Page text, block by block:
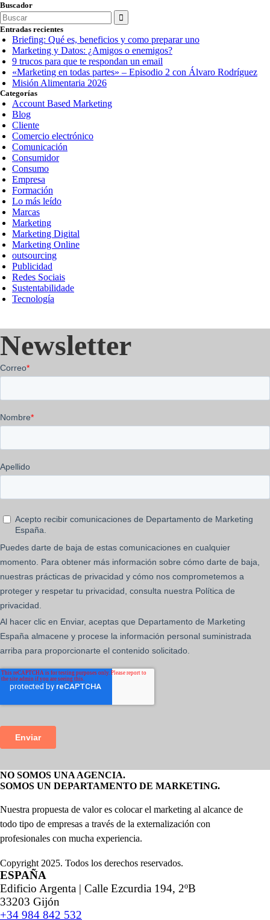
Buscador
Search
for:
Entradas recientes
Briefing: Qué es, beneficios y como preparar uno
Marketing y Datos: ¿Amigos o enemigos?
9 trucos para que te respondan un email
«Marketing en todas partes» – Episodio 2 con Álvaro Rodríguez
Misión Alimentaria 2026
Categorías
Account Based Marketing
Blog
Cliente
Comercio electrónico
Comunicación
Consumidor
Consumo
Empresa
Formación
Lo más leído
Marcas
Marketing
Marketing Digital
Marketing Online
outsourcing
Publicidad
Redes Sociais
Sustentabilidade
Tecnología
Newsletter
NO SOMOS UNA AGENCIA.
SOMOS UN DEPARTAMENTO DE MARKETING.
Nuestra propuesta de valor es colocar el marketing al alcance de
todo tipo de empresas a través de la externalización con
profesionales con mucha experiencia.
Copyright 2025. Todos los derechos reservados.
ESPAÑA
Edificio Argenta | Calle Ezcurdia 194, 2ºB
33203 Gijón
+34 984 842 532